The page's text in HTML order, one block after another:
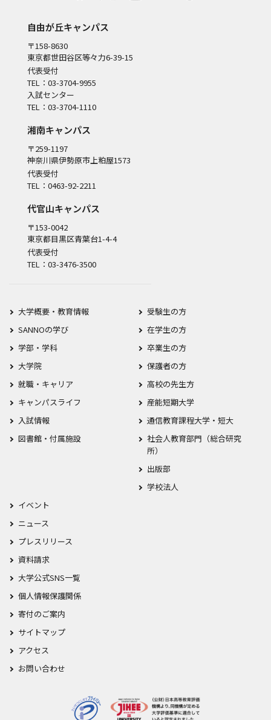
自由が丘キャンパス
〒158-8630
東京都世田谷区等々力6-39-15
代表受付
TEL：03-3704-9955
入試センター
TEL：03-3704-1110
湘南キャンパス
〒259-1197
神奈川県伊勢原市上粕屋1573
代表受付
TEL：0463-92-2211
代官山キャンパス
〒153-0042
東京都目黒区青葉台1-4-4
代表受付
TEL：03-3476-3500
大学概要・教育情報
SANNOの学び
学部・学科
大学院
就職・キャリア
キャンパスライフ
入試情報
図書館・付属施設
受験生の方
在学生の方
卒業生の方
保護者の方
高校の先生方
産能短期大学
通信教育課程大学・短大
社会人教育部門（総合研究
所）
出版部
学校法人
イベント
ニュース
プレスリリース
資料請求
大学公式SNS一覧
個人情報保護関係
寄付のご案内
サイトマップ
アクセス
お問い合わせ